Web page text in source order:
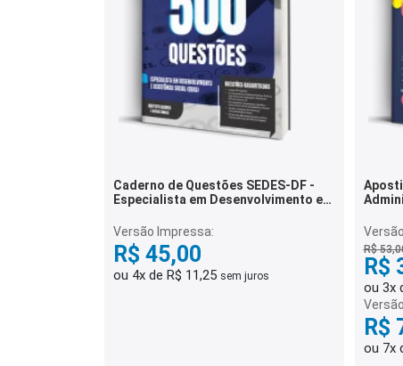
Caderno de Questões SEDES-DF -
Especialista em Desenvolvimento e
Questões Gabaritadas
Versão Impressa:
R$ 45,00
ou 4x de R$ 11,25 sem juros
R$
R$
ou 3x
R$
ou 7x